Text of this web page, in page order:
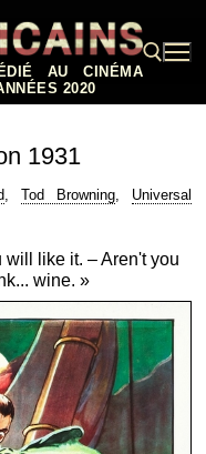
AU CINÉMA
2020
1931
, Tod Browning, Universal
like it. – Aren't you
wine. »